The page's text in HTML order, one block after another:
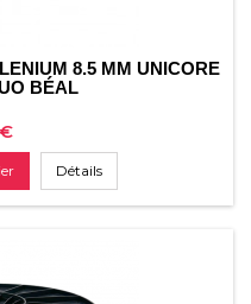
8.5 MM UNICORE
BÉAL
Détails